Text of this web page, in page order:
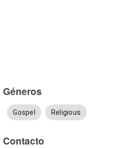
Géneros
Gospel Religious
Contacto